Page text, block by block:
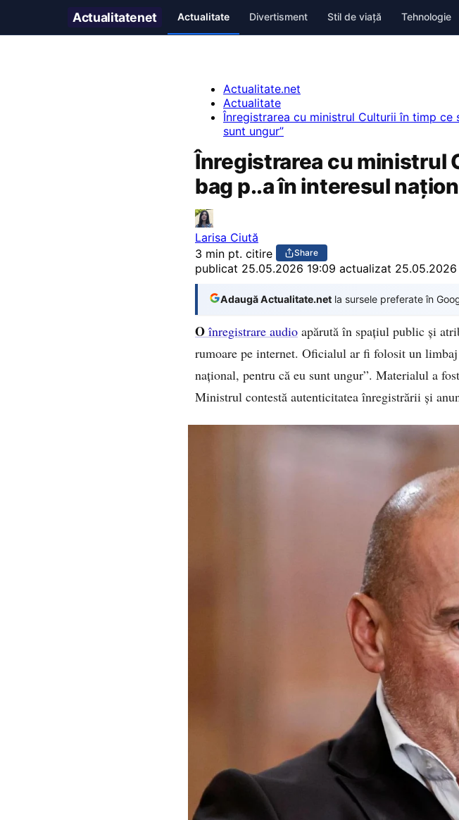
Actualitatenet Actualitate Divertisment Stil de viață Tehnologie
Actualitate.net
Actualitate
Înregistrarea cu ministrul Culturii în timp ce
sunt ungur”
Înregistrarea cu ministrul
bag p..a în interesul
Larisa Ciută
3 min pt. citire
Share
publicat 25.05.2026 19:09 actualizat 25.05.2026
Adaugă Actualitate.net la sursele preferate în
O înregistrare audio apărută în spațiul public și
rumoare pe internet. Oficialul ar fi folosit un
național, pentru că eu sunt ungur”. Materialul a
Ministrul contestă autenticitatea înregistrării și